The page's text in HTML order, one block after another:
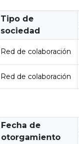
Tipo de
sociedad
Red de colaboración
Red de colaboración
Fecha de
otorgamiento